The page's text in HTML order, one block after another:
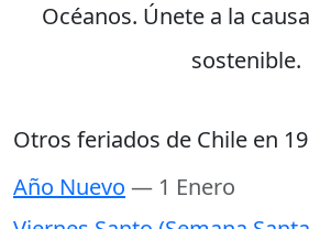
Océanos. Únete a la
sostenible.
Otros feriados de Chile en
Año Nuevo — 1 Enero